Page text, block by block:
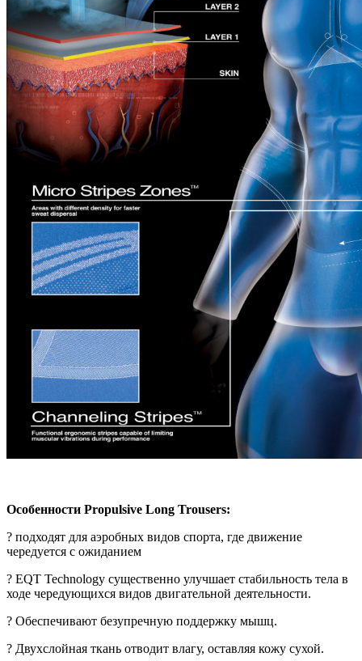
Особенности Propulsive Long Trousers:
? подходят для аэробных видов спорта, где движение
чередуется с ожиданием
? EQT Technology существенно улучшает стабильность тела в
ходе чередующихся видов двигательной деятельности.
? Обеспечивают безупречную поддержку мышц.
? Двухслойная ткань отводит влагу, оставляя кожу сухой.